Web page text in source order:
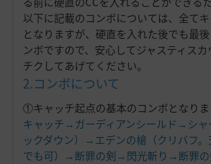
以下に記載のコンボについては、全て
となりますが、硬直を入れた後でも最
ンボですので、安心してジャスティス
チクしてあげてください。
2.コンボについて
①キャッチ起点の基本のコンボとなりま
キャッチ→ガーディアンシールド→シャ
ックダウン）→エデンの槍（クリバフ
でも可）→断罪の剣→閃光斬り→断罪の